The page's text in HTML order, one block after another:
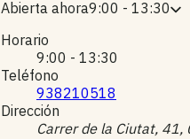
Abierta ahora9:00 - 13:30
Horario
9:00 - 13:30
Teléfono
938210518
Dirección
Carrer de la Ciutat, 41,